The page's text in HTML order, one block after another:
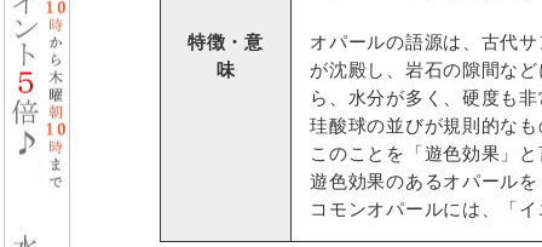
特徴・意
味
オパールの語源は、古代
が沈殿し、岩石の隙間な
ら、水分が多く、硬度も
珪酸球の並びが規則的な
このことを「遊色効果」
遊色効果のあるオパール
コモンオパールには、「